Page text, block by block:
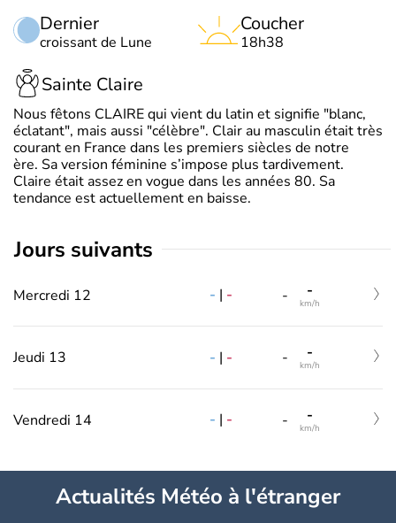
Dernier
croissant de Lune
Coucher
18h38
Sainte Claire
Nous fêtons CLAIRE qui vient du latin et signifie "blanc,
éclatant", mais aussi "célèbre". Clair au masculin était très
courant en France dans les premiers siècles de notre
ère. Sa version féminine s’impose plus tardivement.
Claire était assez en vogue dans les années 80. Sa
tendance est actuellement en baisse.
jours suivants
Mercredi 12 - | - - -
km/h
Jeudi 13 - | - - -
km/h
Vendredi 14 - | - - -
km/h
Actualités Météo à l'étranger